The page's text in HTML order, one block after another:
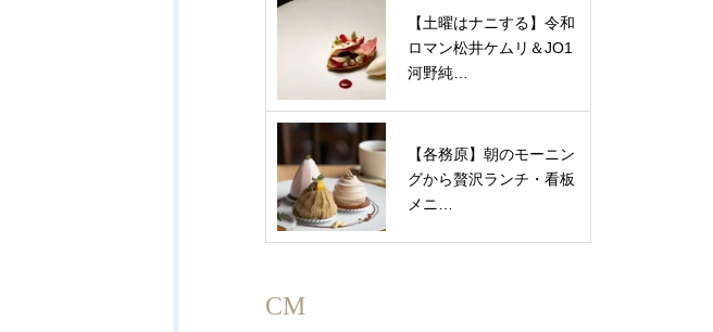
【土曜はナニする】令和
ロマン松井ケムリ＆JO1
河野純…
【各務原】朝のモーニン
グから贅沢ランチ・看板
メニ…
CM